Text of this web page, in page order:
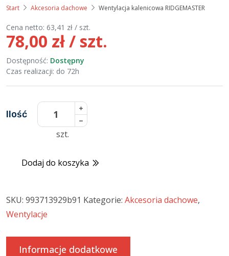
Start Akcesoria dachowe Wentylacja kalenicowa RIDGEMASTER
Cena netto: 63,41 zł / szt.
78,00 zł/ szt.
Dostępność: Dostępny
Czas realizacji: do 72h
Ilość
ilość
Wentylacja
kalenicowa
szt.
Dodaj do koszyka
SKU: 993713929b91 Kategorie: Akcesoria dachowe,
Wentylacje
Informacje dodatkowe